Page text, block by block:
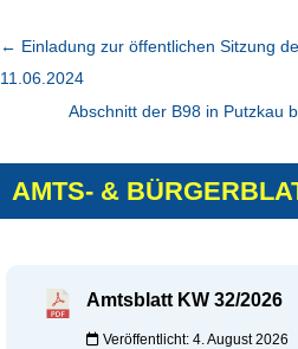
← Einladung zur öffentlichen Sitzung
11.06.2024
Abschnitt der B98 in Putzkau
AMTS- &
Amtsblatt KW 32/2026
Veröffentlicht: 4. August 2026